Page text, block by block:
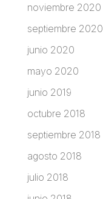
noviembre 2020
septiembre 2020
junio 2020
mayo 2020
junio 2019
octubre 2018
septiembre 2018
agosto 2018
julio 2018